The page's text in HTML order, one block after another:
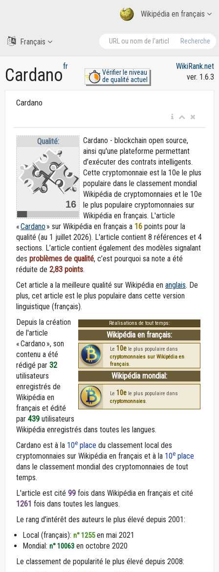
Wikipédia en français
Recherche
Français
Cardanofr
Vérifier le niveau
de qualité actuel
WikiRank.net
ver. 1.6.3
Cardano
Qualité:
16
Cardano - blockchain open source,
ainsi qu'une plateforme permettant
d’exécuter des contrats intelligents.
Cette cryptomonnaie est la 10e le plus
populaire dans le classement mondial
Wikipédia de cryptomonnaies et le 10e
le plus populaire cryptomonnaies sur
Wikipédia en français. L'article
«Cardano » sur Wikipédia en français a 16 points pour la
qualité (au 1 juillet 2026). L'article contient 8 références et 4
sections. L’article contient également des modèles signalant
des problèmes de qualité, c’est pourquoi sa note a été
réduite de 2,83 points.
Cet article a la meilleure qualité sur Wikipédia en anglais. De
plus, cet article est le plus populaire dans cette version
linguistique (français).
Réalisations de tout temps:
Wikipédia en français:
Le 10e le plus populaire dans
cryptomonnaies sur Wikipédia en
français
Wikipédia mondial:
Le 10e le plus populaire dans
cryptomonnaies.
Depuis la création
de l'article
« Cardano », son
contenu a été
rédigé par 32
utilisateurs
enregistrés de
Wikipédia en
français et édité
par 439 utilisateurs
Wikipédia enregistrés dans toutes les langues.
Cardano est à la 10e place du classement local des
cryptomonnaies sur Wikipédia en français et à la 10e place
dans le classement mondial des cryptomonnaies de tout
temps.
L'article est cité 99 fois dans Wikipédia en français et cité
1261 fois dans toutes les langues.
Le rang d’intérêt des auteurs le plus élevé depuis 2001:
Local (français): n° 1255en mai 2021
Mondial: n° 10063 en octobre 2020
Le classement de popularité le plus élevé depuis 2008: